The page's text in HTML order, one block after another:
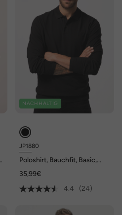
NACHHALTIG
JP1880
Poloshirt, Bauchfit, Basic,
35,99€
4.4
(24)